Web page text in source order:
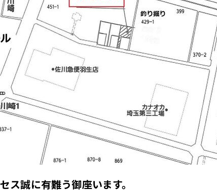
ス誠に有難う御座います。